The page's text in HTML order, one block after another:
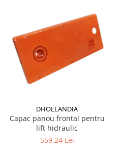
DHOLLANDIA
Capac panou frontal pentru
lift hidraulic
559,24 Lei